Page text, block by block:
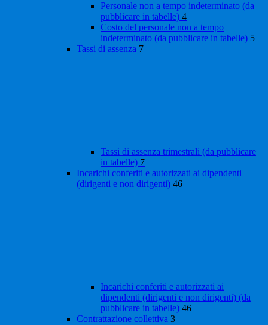
Personale non a tempo indeterminato (da
pubblicare in tabelle) 4
Costo del personale non a tempo
indeterminato (da pubblicare in tabelle) 5
Tassi di assenza 7
Tassi di assenza trimestrali (da pubblicare
in tabelle) 7
Incarichi conferiti e autorizzati ai dipendenti
(dirigenti e non dirigenti) 46
Incarichi conferiti e autorizzati ai
dipendenti (dirigenti e non dirigenti) (da
pubblicare in tabelle) 46
Contrattazione collettiva 3